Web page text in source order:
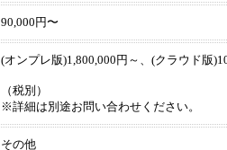
90,000円〜
(オンプレ版)1,800,000円～、(クラウド版
（税別）
※詳細は別途お問い合わせください。
その他